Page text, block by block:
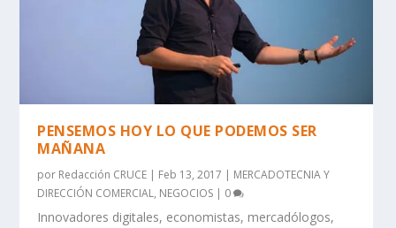
PENSEMOS HOY LO QUE PODEMOS SER
MAÑANA
por Redacción CRUCE Feb 13, 2017
MERCADOTECNIA Y
DIRECCIÓN COMERCIAL, NEGOCIOS 0
Innovadores digitales, economistas, mercadólogos,